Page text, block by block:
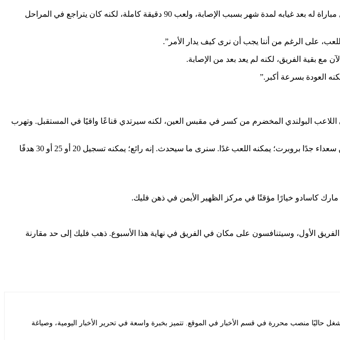
كان هناك قلق خاص بشأن وضع بيدري جونزاليس بعد المباراة ضد أتلتيكو. كان لاعب جزر الكناري يبدأ أول مباراة له بعد غيابه لمدة شهر بسبب الإصابة، ولعب 90 دقيقة كاملة، لكنه كان يتراجع في المراحل
للعب، على الرغم من أننا يجب أن نرى كيف يدار الأمر”.
العودة بسرعة أكبر.”
اللاعب البولندي المخضرم من كسر في مقبس العين، لكنه سيرتدي قناعًا واقيًا في المستقبل. وتهرب
“لدينا هدف كبير هذا الموسم، مع لقبين في انتظارنا، ونحن نركز على ذلك. سنرى ما سيحدث بعد ذلك. نحن سعداء جدًا بروبرت؛ يمكنه اللعب غدًا. سنرى ما سيحدث. إنه رائع؛ يمكنه تسجيل 20 أو 25 أو 30 هدفًا
كاسادو خيارًا مؤقتًا في مركز الظهير الأيمن في ذهن فليك.
الأول، وسيتنافسون على مكان في الفريق في نهاية هذا الأسبوع. ذهب فليك إلى حد مقارنة
منصب محررة في قسم الأخبار في الموقع. تتميز بخبرة واسعة في تحرير الأخبار اليومية، وصياغة